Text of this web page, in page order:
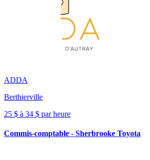
ADDA
Berthierville
25 $ à 34 $ par heure
Commis-comptable - Sherbrooke Toyota